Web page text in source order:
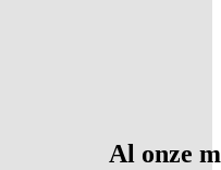
Al onze